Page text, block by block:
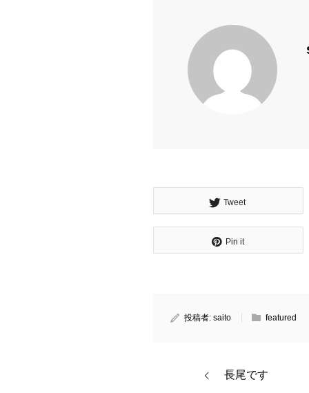
Tweet
Pin it
投稿者: saito featured
長尾です